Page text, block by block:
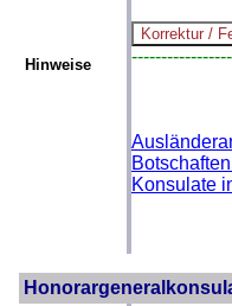
Hinweise
Konsulate